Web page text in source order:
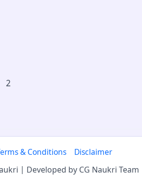
2
& Conditions Disclaimer
| Developed by CG Naukri Team